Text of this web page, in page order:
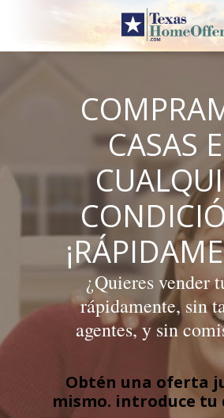
content
CASAS
¿Quieres vender
rápidamente, sin
agentes, y sin
Obtén una oferta
mismo. introduce tu